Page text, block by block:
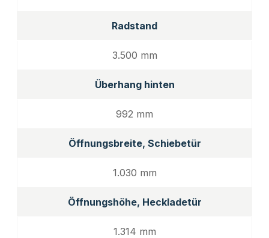
Radstand
3.500 mm
Überhang hinten
992 mm
Öffnungsbreite, Schiebetür
1.030 mm
Öffnungshöhe, Heckladetür
1.314 mm